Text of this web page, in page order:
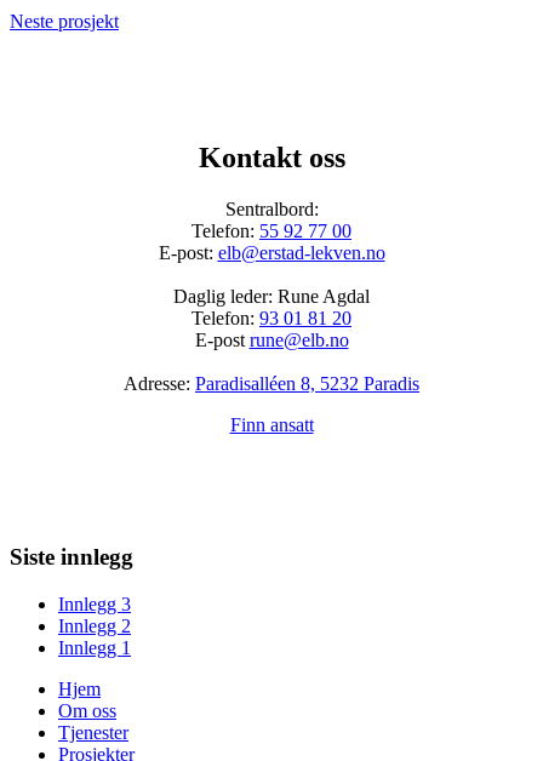
Neste prosjekt
Kontakt oss
Sentralbord:
Telefon: 55 92 77 00
E-post: elb@erstad-lekven.no
Daglig leder: Rune Agdal
Telefon: 93 01 81 20
E-post rune@elb.no
Adresse: Paradisalléen 8, 5232 Paradis
Finn ansatt
Siste innlegg
Innlegg 3
Innlegg 2
Innlegg 1
Hjem
Om oss
Tjenester
Prosjekter